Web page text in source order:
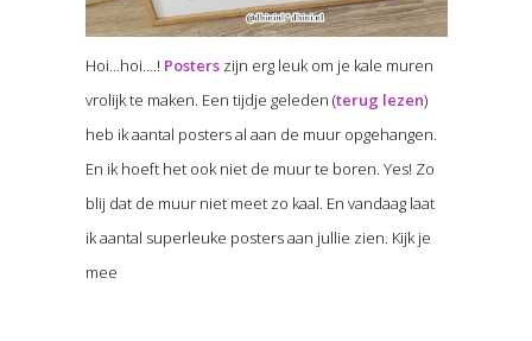
Hoi…hoi….! Posterszijn erg leuk om je kale muren
vrolijk te maken. Een tijdje geleden (terug lezen)
heb ik aantal posters al aan de muur opgehangen.
En ik hoeft het ook niet de muur te boren. Yes! Zo
blij dat de muur niet meet zo kaal. En vandaag laat
ik aantal superleuke posters aan jullie zien. Kijk je
mee